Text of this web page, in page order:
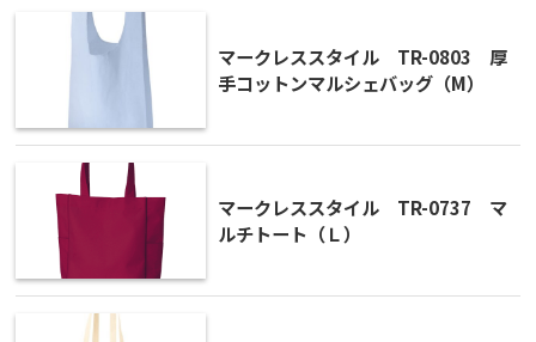
マークレススタイル TR-0803 厚
手コットンマルシェバッグ（M）
マークレススタイル TR-0737 マ
ルチトート（Ｌ）